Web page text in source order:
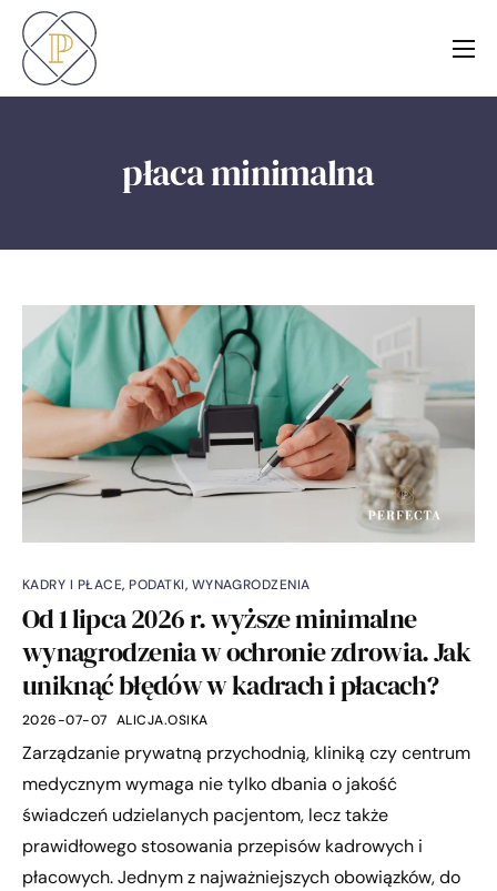
O nas
płaca minimalna
KADRY I PŁACE,PODATKI, WYNAGRODZENIA
Od 1 lipca 2026 r. wyższe minimalne
wynagrodzenia w ochronie zdrowia. Jak
uniknąć błędów w kadrach i płacach?
2026-07-07 ALICJA.OSIKA
Zarządzanie prywatną przychodnią, kliniką czy centrum
medycznym wymaga nie tylko dbania o jakość
świadczeń udzielanych pacjentom, lecz także
prawidłowego stosowania przepisów kadrowych i
płacowych. Jednym z najważniejszych obowiązków, do